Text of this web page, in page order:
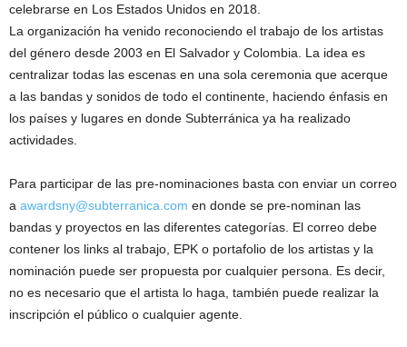
celebrarse en Los Estados Unidos en 2018.
La organización ha venido reconociendo el trabajo de los artistas
del género desde 2003 en El Salvador y Colombia. La idea es
centralizar todas las escenas en una sola ceremonia que acerque
a las bandas y sonidos de todo el continente, haciendo énfasis en
los países y lugares en donde Subterránica ya ha realizado
actividades.
Para participar de las pre-nominaciones basta con enviar un correo
a awardsny@subterranica.com en donde se pre-nominan las
bandas y proyectos en las diferentes categorías. El correo debe
contener los links al trabajo, EPK o portafolio de los artistas y la
nominación puede ser propuesta por cualquier persona. Es decir,
no es necesario que el artista lo haga, también puede realizar la
inscripción el público o cualquier agente.